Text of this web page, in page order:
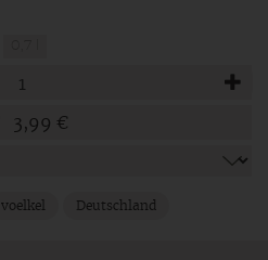
3,99 €
voelkel Deutschland